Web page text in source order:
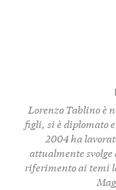
Lorenzo Tablino è
figli, si è diplomato
2004 ha
attualmente
riferimento ai temi